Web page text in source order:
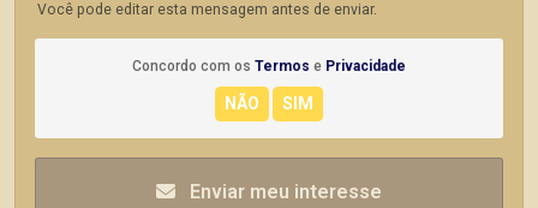
Você pode editar esta mensagem antes de enviar.
Concordo com os Termos e Privacidade
Enviar meu interesse